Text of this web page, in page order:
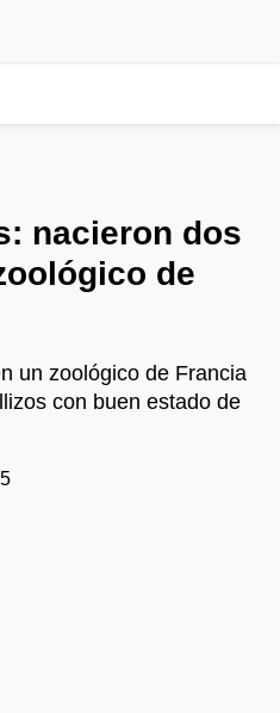
nacieron dos
de
un zoológico de Francia
con buen estado de